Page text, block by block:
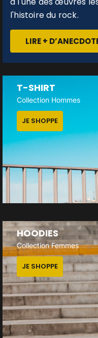
l'histoire du rock.
LIRE +
T-SHIRT
Collection Hommes
JE SHOPPE
HOODIES
Collection Femmes
JE SHOPPE